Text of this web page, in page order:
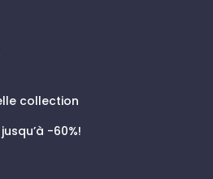
collection
-60%!